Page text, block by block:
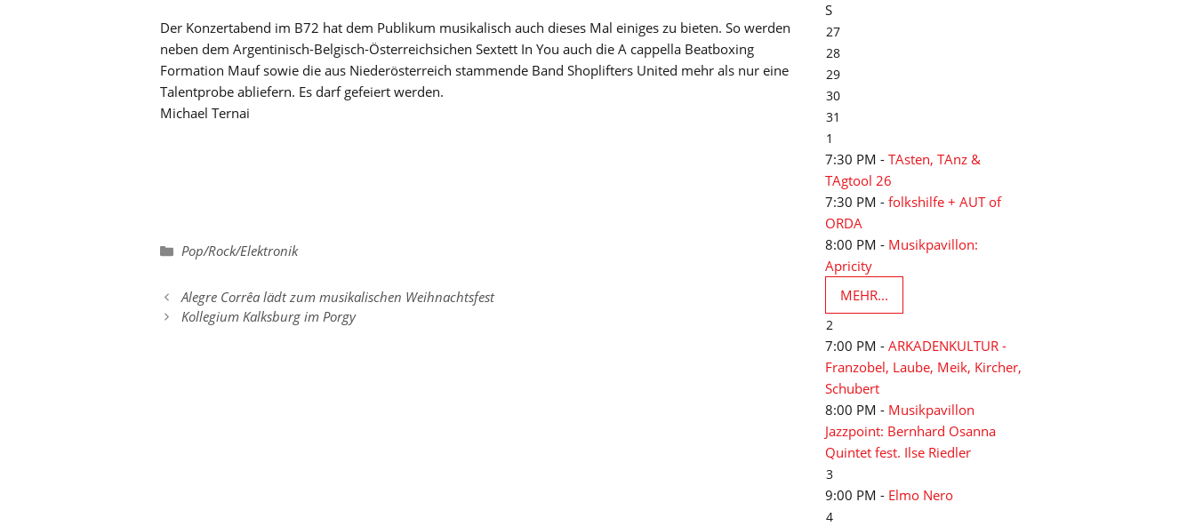
Der Konzertabend im B72 hat dem Publikum musikalisch auch dieses Mal einiges zu bieten. So werden
neben dem Argentinisch-Belgisch-Österreichsichen Sextett In You auch die A cappella Beatboxing
Formation Mauf sowie die aus Niederösterreich stammende Band Shoplifters United mehr als nur eine
Talentprobe abliefern. Es darf gefeiert werden.
Michael Ternai
Kategorien
Pop/Rock/Elektronik
Alegre Corrêa lädt zum musikalischen Weihnachtsfest
Kollegium Kalksburg im Porgy
S
27
28
29
30
31
1
7:30 PM - TAsten, TAnz &
TAgtool 26
7:30 PM - folkshilfe + AUT of
ORDA
8:00 PM - Musikpavillon:
Apricity
MEHR...
2
7:00 PM - ARKADENKULTUR -
Franzobel, Laube, Meik, Kircher,
Schubert
8:00 PM - Musikpavillon
Jazzpoint: Bernhard Osanna
Quintet fest. Ilse Riedler
3
9:00 PM - Elmo Nero
4